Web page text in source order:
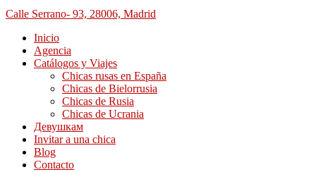
Calle Serrano- 93, 28006, Madrid
Inicio
Agencia
Catálogos y Viajes
Chicas rusas en España
Chicas de Bielorrusia
Chicas de Rusia
Chicas de Ucrania
Девушкам
Invitar a una chica
Blog
Contacto